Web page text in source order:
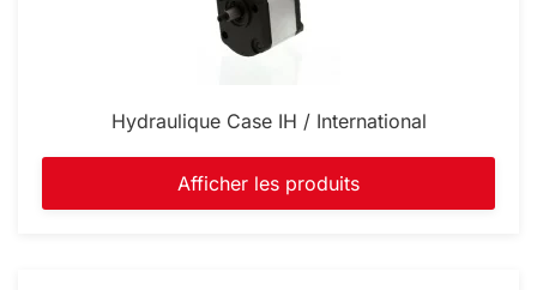
Hydraulique Case IH / International
Afficher les produits